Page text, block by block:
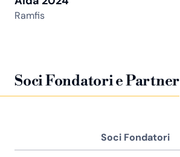
Ramfis
Soci Fondatori e Partner
Soci Fondatori